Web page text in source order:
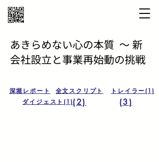
あきらめない心の本質 ～ 新
会社設立と事業再始動の挑戦
ダイジェスト(1)(2) (3)
全文スクリプト トレイラー(1)
深堀レポート